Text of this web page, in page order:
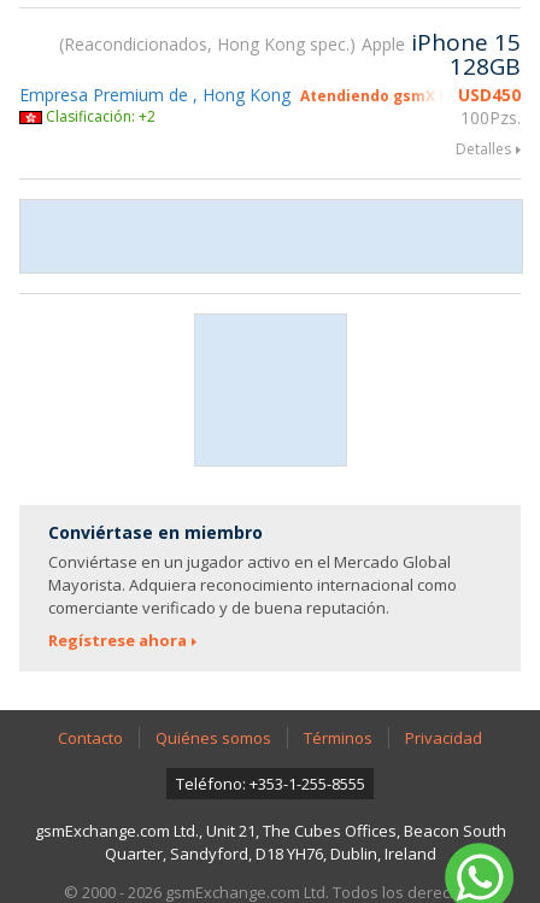
Reacondicionados, Hong Kong spec. Apple iPhone 15
128GB
USD450
100Pzs.
Empresa Premium de , Hong Kong Atendiendo gsmX Hong Kong
Clasificación: +2
Detalles
Conviértase en miembro
Conviértase en un jugador activo en el Mercado Global
Mayorista. Adquiera reconocimiento internacional como
comerciante verificado y de buena reputación.
Regístrese ahora
Contacto Quiénes somos Términos Privacidad
Teléfono: +353-1-255-8555
gsmExchange.com Ltd., Unit 21, The Cubes Offices, Beacon South
Quarter, Sandyford, D18 YH76, Dublin, Ireland
© 2000 - 2026 gsmExchange.com Ltd. Todos los derechos